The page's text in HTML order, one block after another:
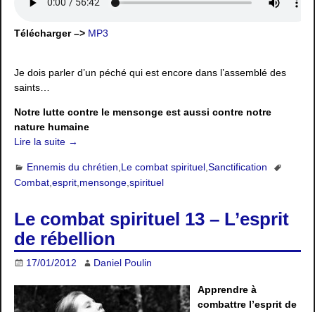
Télécharger –> MP3
Je dois parler d’un péché qui est encore dans l’assemblé des
saints…
Notre lutte contre le mensonge est aussi contre notre
nature humaine
Lire la suite →
Ennemis du chrétien Le combat spirituel, Sanctification
Combat ,esprit mensonge ,spirituel
Le combat spirituel 13 – L’esprit
de rébellion
17/01/2012 Daniel Poulin
Apprendre à
combattre l’esprit de